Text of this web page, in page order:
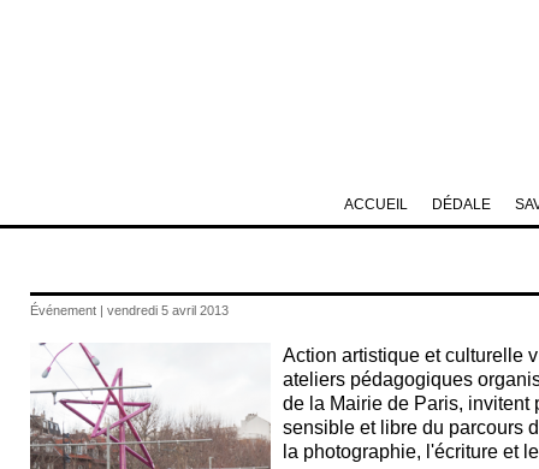
Événement | vendredi 5 avril 2013
Action artistique et culturelle
ateliers pédagogiques
de la Mairie de Paris, invitent
sensible et libre du parcours
la photographie, l'écriture et
DÉDALE
ACCUEIL